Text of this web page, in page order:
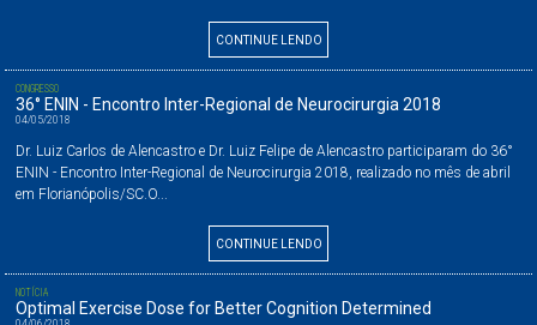
CONTINUE LENDO
CONGRESSO
36° ENIN - Encontro Inter-Regional de Neurocirurgia 2018
04/05/2018
Dr. Luiz Carlos de Alencastro e Dr. Luiz Felipe de Alencastro participaram do 36°
ENIN - Encontro Inter-Regional de Neurocirurgia 2018, realizado no mês de abril
em Florianópolis/SC.O...
CONTINUE LENDO
NOTÍCIA
Optimal Exercise Dose for Better Cognition Determined